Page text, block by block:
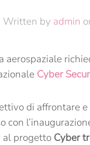
Written by admin
aerospaziale
Cyber
di affrontare
con
progetto Cyber